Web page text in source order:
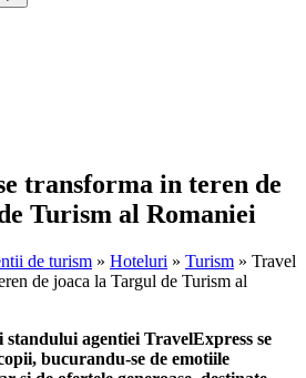
transforma in teren de
Turism al Romaniei
de turism » Hoteluri » Turism » Travel
de joaca la Targul de Turism al
agentiei TravelExpress se
bucurandu-se de emotiile